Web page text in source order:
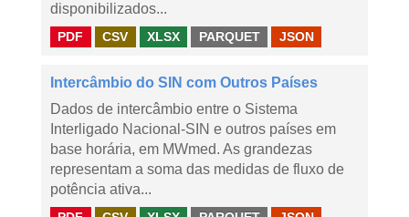
disponibilizados...
PDF CSV XLSX PARQUET JSON
Intercâmbio do SIN com Outros Países
Dados de intercâmbio entre o Sistema
Interligado Nacional-SIN e outros países em
base horária, em MWmed. As grandezas
representam a soma das medidas de fluxo de
potência ativa...